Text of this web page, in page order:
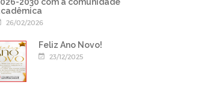
26/02/2026
Feliz Ano Novo!
23/12/2025